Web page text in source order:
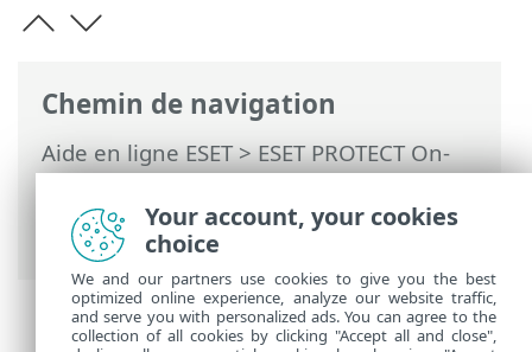
Chemin de navigation
Aide en ligne ESET>ESET PROTECT On-
Prem>Désinstaller> Désactivation de
l'ancien ESET PROTECT Server après la
migration vers un autre serveur
Your account, your cookies
choice
We and our partners use cookies to give you the best
optimized online experience, analyze our website traffic,
and serve you with personalized ads. You can agree to the
collection of all cookies by clicking "Accept all and close",